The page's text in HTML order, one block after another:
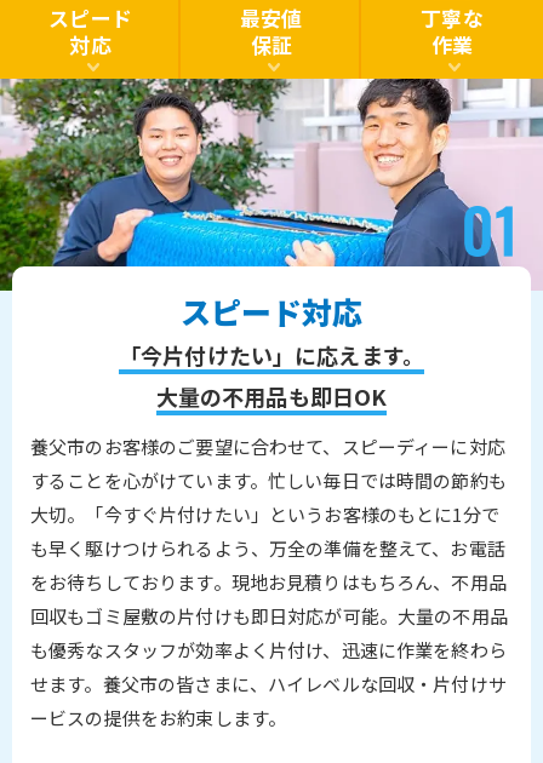
スピード
対応
最安値
保証
丁寧な
作業
スピード対応
「今片付けたい」に応えます。
大量の不用品も即日OK
養父市のお客様のご要望に合わせて、スピーディーに対応
することを心がけています。忙しい毎日では時間の節約も
大切。「今すぐ片付けたい」というお客様のもとに1分で
も早く駆けつけられるよう、万全の準備を整えて、お電話
をお待ちしております。現地お見積りはもちろん、不用品
回収もゴミ屋敷の片付けも即日対応が可能。大量の不用品
も優秀なスタッフが効率よく片付け、迅速に作業を終わら
せます。養父市の皆さまに、ハイレベルな回収・片付けサ
ービスの提供をお約束します。